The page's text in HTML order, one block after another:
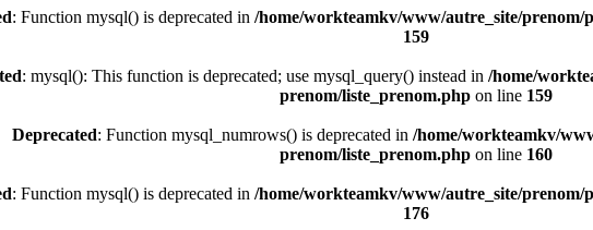
: Function mysql() is deprecated in /home/workteamkv/www/autre_site/prenom/
159
: mysql(): This function is deprecated; use mysql_query() instead in /home/
prenom/liste_prenom.php on line 159
Deprecated: Function mysql_numrows() is deprecated in /home/workteamkv/
prenom/liste_prenom.php on line 160
: Function mysql() is deprecated in /home/workteamkv/www/autre_site/prenom/
176